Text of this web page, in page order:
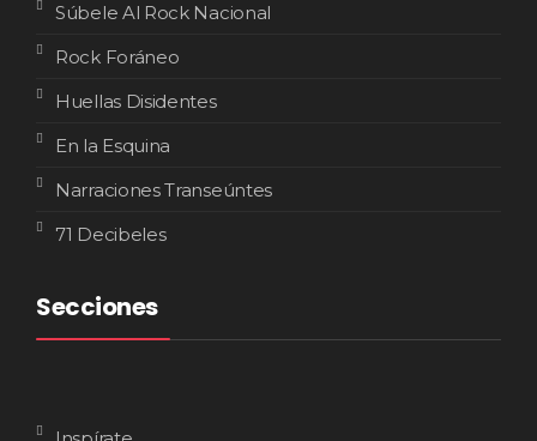
Súbele Al Rock Nacional
Rock Foráneo
Huellas Disidentes
En la Esquina
Narraciones Transeúntes
71 Decibeles
Secciones